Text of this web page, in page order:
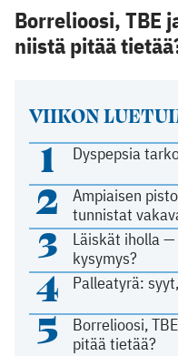
VIIKON
1 Dyspepsia
2
Ampiaisen
tunnistat
3
Läiskät iholla
kysymys?
4 Palleatyrä:
5
Borrelioosi,
pitää tietää?
Borrelioosi, TBE
niistä pitää